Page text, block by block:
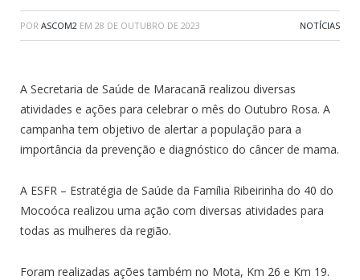
POR ASCOM2 EM 28 DE OUTUBRO DE 2023 NOTÍCIAS
A Secretaria de Saúde de Maracanã realizou diversas
atividades e ações para celebrar o mês do Outubro Rosa. A
campanha tem objetivo de alertar a população para a
importância da prevenção e diagnóstico do câncer de mama.
A ESFR – Estratégia de Saúde da Família Ribeirinha do 40 do
Mocoóca realizou uma ação com diversas atividades para
todas as mulheres da região.
Foram realizadas ações também no Mota, Km 26 e Km 19.